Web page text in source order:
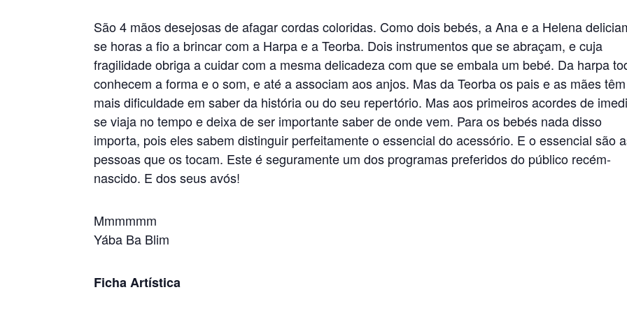
São 4 mãos desejosas de afagar cordas coloridas. Como dois bebés, a Ana e a Helena
se horas a fio a brincar com a Harpa e a Teorba. Dois instrumentos que se abraçam, e cuja
fragilidade obriga a cuidar com a mesma delicadeza com que se embala um bebé. Da harpa
conhecem a forma e o som, e até a associam aos anjos. Mas da Teorba os pais e as mães têm
mais dificuldade em saber da história ou do seu repertório. Mas aos primeiros acordes de
se viaja no tempo e deixa de ser importante saber de onde vem. Para os bebés nada disso
importa, pois eles sabem distinguir perfeitamente o essencial do acessório. E o essencial são
pessoas que os tocam. Este é seguramente um dos programas preferidos do público recém-
nascido. E dos seus avós!
Mmmmmm
Yába Ba Blim
Ficha Artística